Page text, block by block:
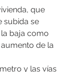
que
subida se
baja como
de la
y las vías